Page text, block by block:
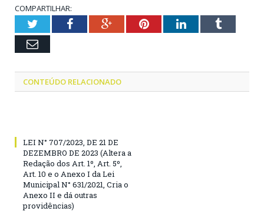
COMPARTILHAR:
TwitterFacebookGoogle+PinterestLinkedInTumblr
Email
CONTEÚDO RELACIONADO
LEI N° 707/2023, DE 21 DE
DEZEMBRO DE 2023 (Altera a
Redação dos Art. 1º, Art. 5º,
Art. 10 e o Anexo I da Lei
Municipal N° 631/2021, Cria o
Anexo II e dá outras
providências)